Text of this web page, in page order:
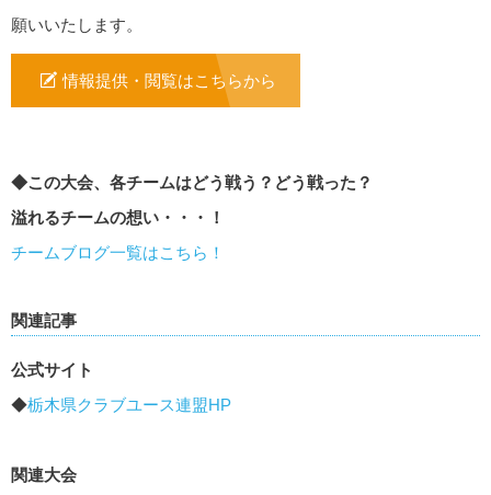
願いいたします。
情報提供・閲覧はこちらから
◆この大会、各チームはどう戦う？どう戦った？
溢れるチームの想い・・・！
チームブログ一覧はこちら！
関連記事
公式サイト
◆栃木県クラブユース連盟HP
関連大会